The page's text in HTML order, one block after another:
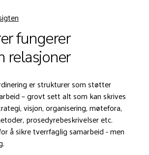
fungerer
relasjoner
er strukturer som støtter
– grovt sett alt som kan skrives
visjon, organisering, møtefora,
prosedyrebeskrivelser etc.
å sikre tverrfaglig samarbeid - men